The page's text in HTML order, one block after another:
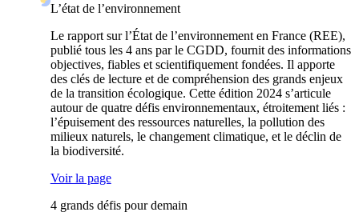
L’état de l’environnement
Le rapport sur l’État de l’environnement en France (REE),
publié tous les 4 ans par le CGDD, fournit des informations
objectives, fiables et scientifiquement fondées. Il apporte
des clés de lecture et de compréhension des grands enjeux
de la transition écologique. Cette édition 2024 s’articule
autour de quatre défis environnementaux, étroitement liés :
l’épuisement des ressources naturelles, la pollution des
milieux naturels, le changement climatique, et le déclin de
la biodiversité.
Voir la page
4 grands défis pour demain